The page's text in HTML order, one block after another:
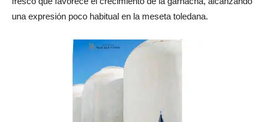
una expresión poco habitual en la meseta toledana.